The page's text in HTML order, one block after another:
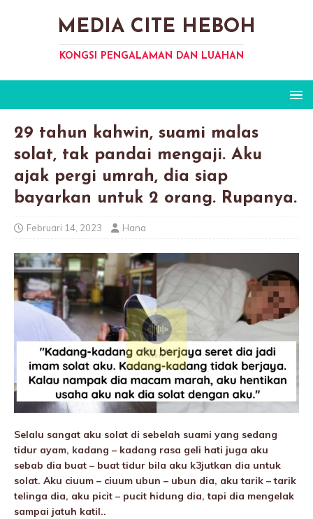
MEDIA CITE HEBOH
KONGSI PENGALAMAN DAN LUAHAN
29 tahun kahwin, suami malas
solat, tak pandai mengaji. Aku
ajak pergi umrah, dia siap
bayarkan untuk 2 orang. Rupanya.
Februari 14, 2023 Hana
Selalu sangat aku solat di sebeIah suami yang sedang
tidur ayam, kadang – kadang rasa geli hati juga aku
sebab dia buat – buat tidur bila aku k3jutkan dia untuk
solat. Aku ciuum – ciuum ubun – ubun dia, aku tarik – tarik
telinga dia, aku picit – pucit hidung dia, tapi dia mengelak
sampai jatuh katil..